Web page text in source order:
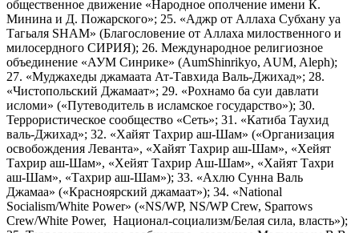
общественное движение «Народное ополчение имени К.
Минина и Д. Пожарского»; 25. «Аджр от Аллаха Субхану уа
Тагьаля SHAM» (Благословение от Аллаха милоственного и
милосердного СИРИЯ); 26. Международное религиозное
объединение «АУМ Синрике» (AumShinrikyo, AUM, Aleph);
27. «Муджахеды джамаата Ат-Тавхида Валь-Джихад»; 28.
«Чистопольский Джамаат»; 29. «Рохнамо ба суи давлати
исломи» («Путеводитель в исламское государство»); 30.
Террористическое сообщество «Сеть»; 31. «Катиба Таухид
валь-Джихад»; 32. «Хайят Тахрир аш-Шам» («Организация
освобождения Леванта», «Хайят Тахрир аш-Шам», «Хейят
Тахрир аш-Шам», «Хейят Тахрир Аш-Шам», «Хайят Тахри
аш-Шам», «Тахрир аш-Шам»); 33. «Ахлю Сунна Валь
Джамаа» («Красноярский джамаат»); 34. «National
Socialism/White Power» («NS/WP, NS/WP Crew, Sparrows
Crew/White Power, Национал-социализм/Белая сила, власть»);